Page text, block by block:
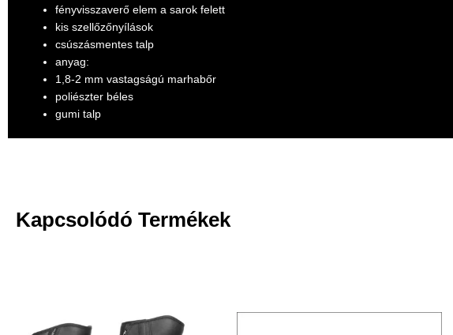
fényvisszaverő elem a sarok felett
kis szellőzőnyílások
csúszásmentes talp
anyag:
1,8-2 mm vastagságú marhabőr
poliészter béles
gumi talp
Kapcsolódó Termékek